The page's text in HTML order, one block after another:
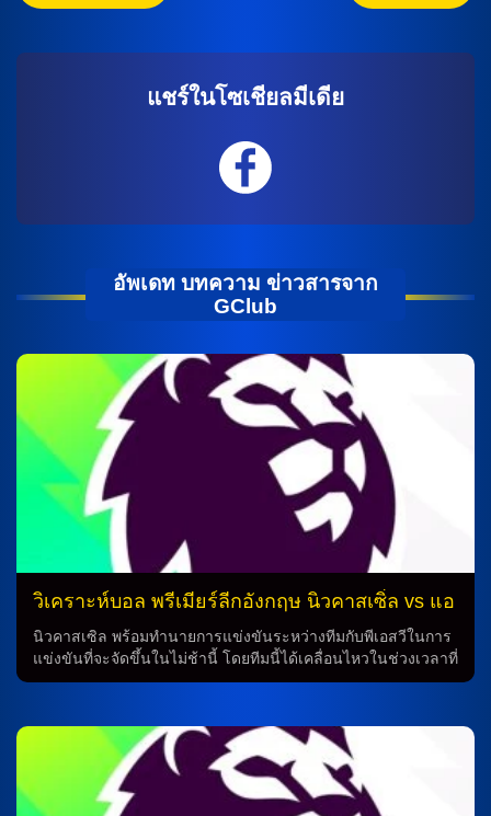
แชร์ในโซเชียลมีเดีย
อัพเดท บทความ ข่าวสารจาก
GClub
วิเคราะห์บอล พรีเมียร์ลีกอังกฤษ นิวคาสเซิ่ล vs แอ
สตัน วิลล่า
นิวคาสเซิล พร้อมทำนายการแข่งขันระหว่างทีมกับพีเอสวีในการ
แข่งขันที่จะจัดขึ้นในไม่ช้านี้ โดยทีมนี้ได้เคลื่อนไหวในช่วงเวลาที่
สำคัญของฤดูกาล โดยทีมได้แสดงความแข็งแกร่งในการเล่นใน
มีความมั่นใจจากการเคลื่อนไหวที่แสนน่าทึ่งในช่วงนี้ ซึ่งทำให้ทีม
มีพลังเชียร์ในถิ่นที่เป็นจุดแข็งสำคัญของการแข่งขัน ความมั่นใจ
จากการเล่นในบ้าน นิวคาสเซิล ได้เริ่มเดินหน้าด้วยการเล่นใน
บ้านอย่างมั่นใจ โดยเคยทำให้พีเอสวี ต้องเจอกับผลของการอัด 3-
0 ในการแข่งขันก่อนหน้านี้ ซึ่งการเล่นในบ้านจึงเป็นจุดเด่นที่น่า